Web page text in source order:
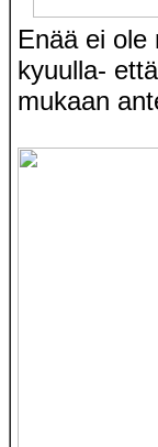
Enää ei ole
kyuulla-
mukaan